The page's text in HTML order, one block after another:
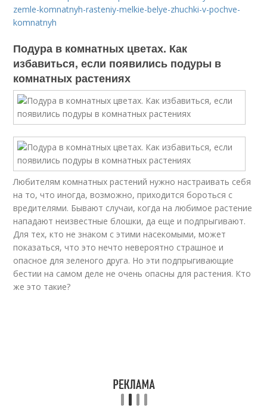
zemle-komnatnyh-rasteniy-melkie-belye-zhuchki-v-pochve-
komnatnyh
Подура в комнатных цветах. Как
избавиться, если появились подуры в
комнатных растениях
Любителям комнатных растений нужно настраивать себя
на то, что иногда, возможно, приходится бороться с
вредителями. Бывают случаи, когда на любимое растение
нападают неизвестные блошки, да еще и подпрыгивают.
Для тех, кто не знаком с этими насекомыми, может
показаться, что это нечто невероятно страшное и
опасное для зеленого друга. Но эти подпрыгивающие
бестии на самом деле не очень опасны для растения. Кто
же это такие?